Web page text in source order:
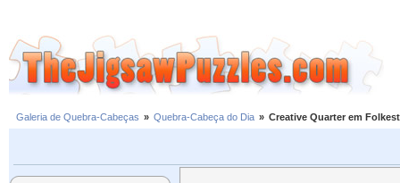
Galeria de Quebra-Cabeças » Quebra-Cabeça do Dia » Creative Quarter em